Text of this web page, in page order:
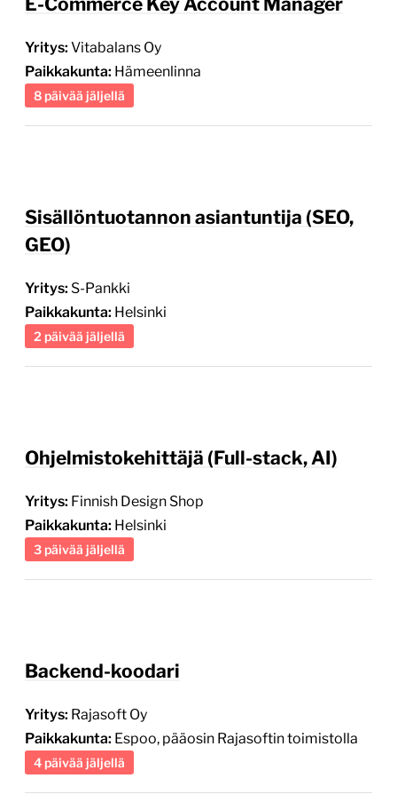
Yritys: Vitabalans Oy
Paikkakunta: Hämeenlinna
8 päivää jäljellä
Sisällöntuotannon asiantuntija (SEO,
GEO)
Yritys: S-Pankki
Paikkakunta: Helsinki
2 päivää jäljellä
Ohjelmistokehittäjä (Full-stack, AI)
Yritys: Finnish Design Shop
Paikkakunta: Helsinki
3 päivää jäljellä
Backend-koodari
Yritys: Rajasoft Oy
Paikkakunta: Espoo, pääosin Rajasoftin toimistolla
4 päivää jäljellä